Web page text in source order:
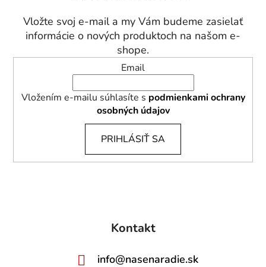
Vložte svoj e-mail a my Vám budeme zasielať
informácie o nových produktoch na našom e-
shope.
Email
Vložením e-mailu súhlasíte s podmienkami ochrany
osobných údajov
PRIHLÁSIŤ SA
Kontakt
info@nasenaradie.sk